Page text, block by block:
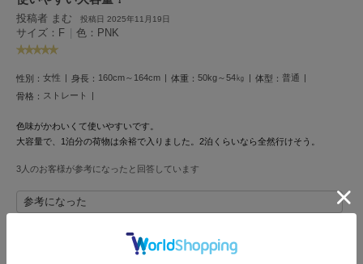
LITTLE UNION TOKYO
リトルユニオン トウキョウ
メイドオブオーガニクス
MICHU COQUETTE
ミチュ コケット
ミースロエ
投稿者 まむ 投稿日 2025年11月19日
サイズ：F 色：PNK
性別： 女性 身長： 160cm～164cm 体重： 50kg～54㎏ 体型： 普通
骨格： ストレート
色味がかわいくて使いやすいです。
大容量で、1泊分の荷物は余裕で入りました。2泊くらいなら全然行けそう。
3人のお客様が参考になったと回答しています
参考になった